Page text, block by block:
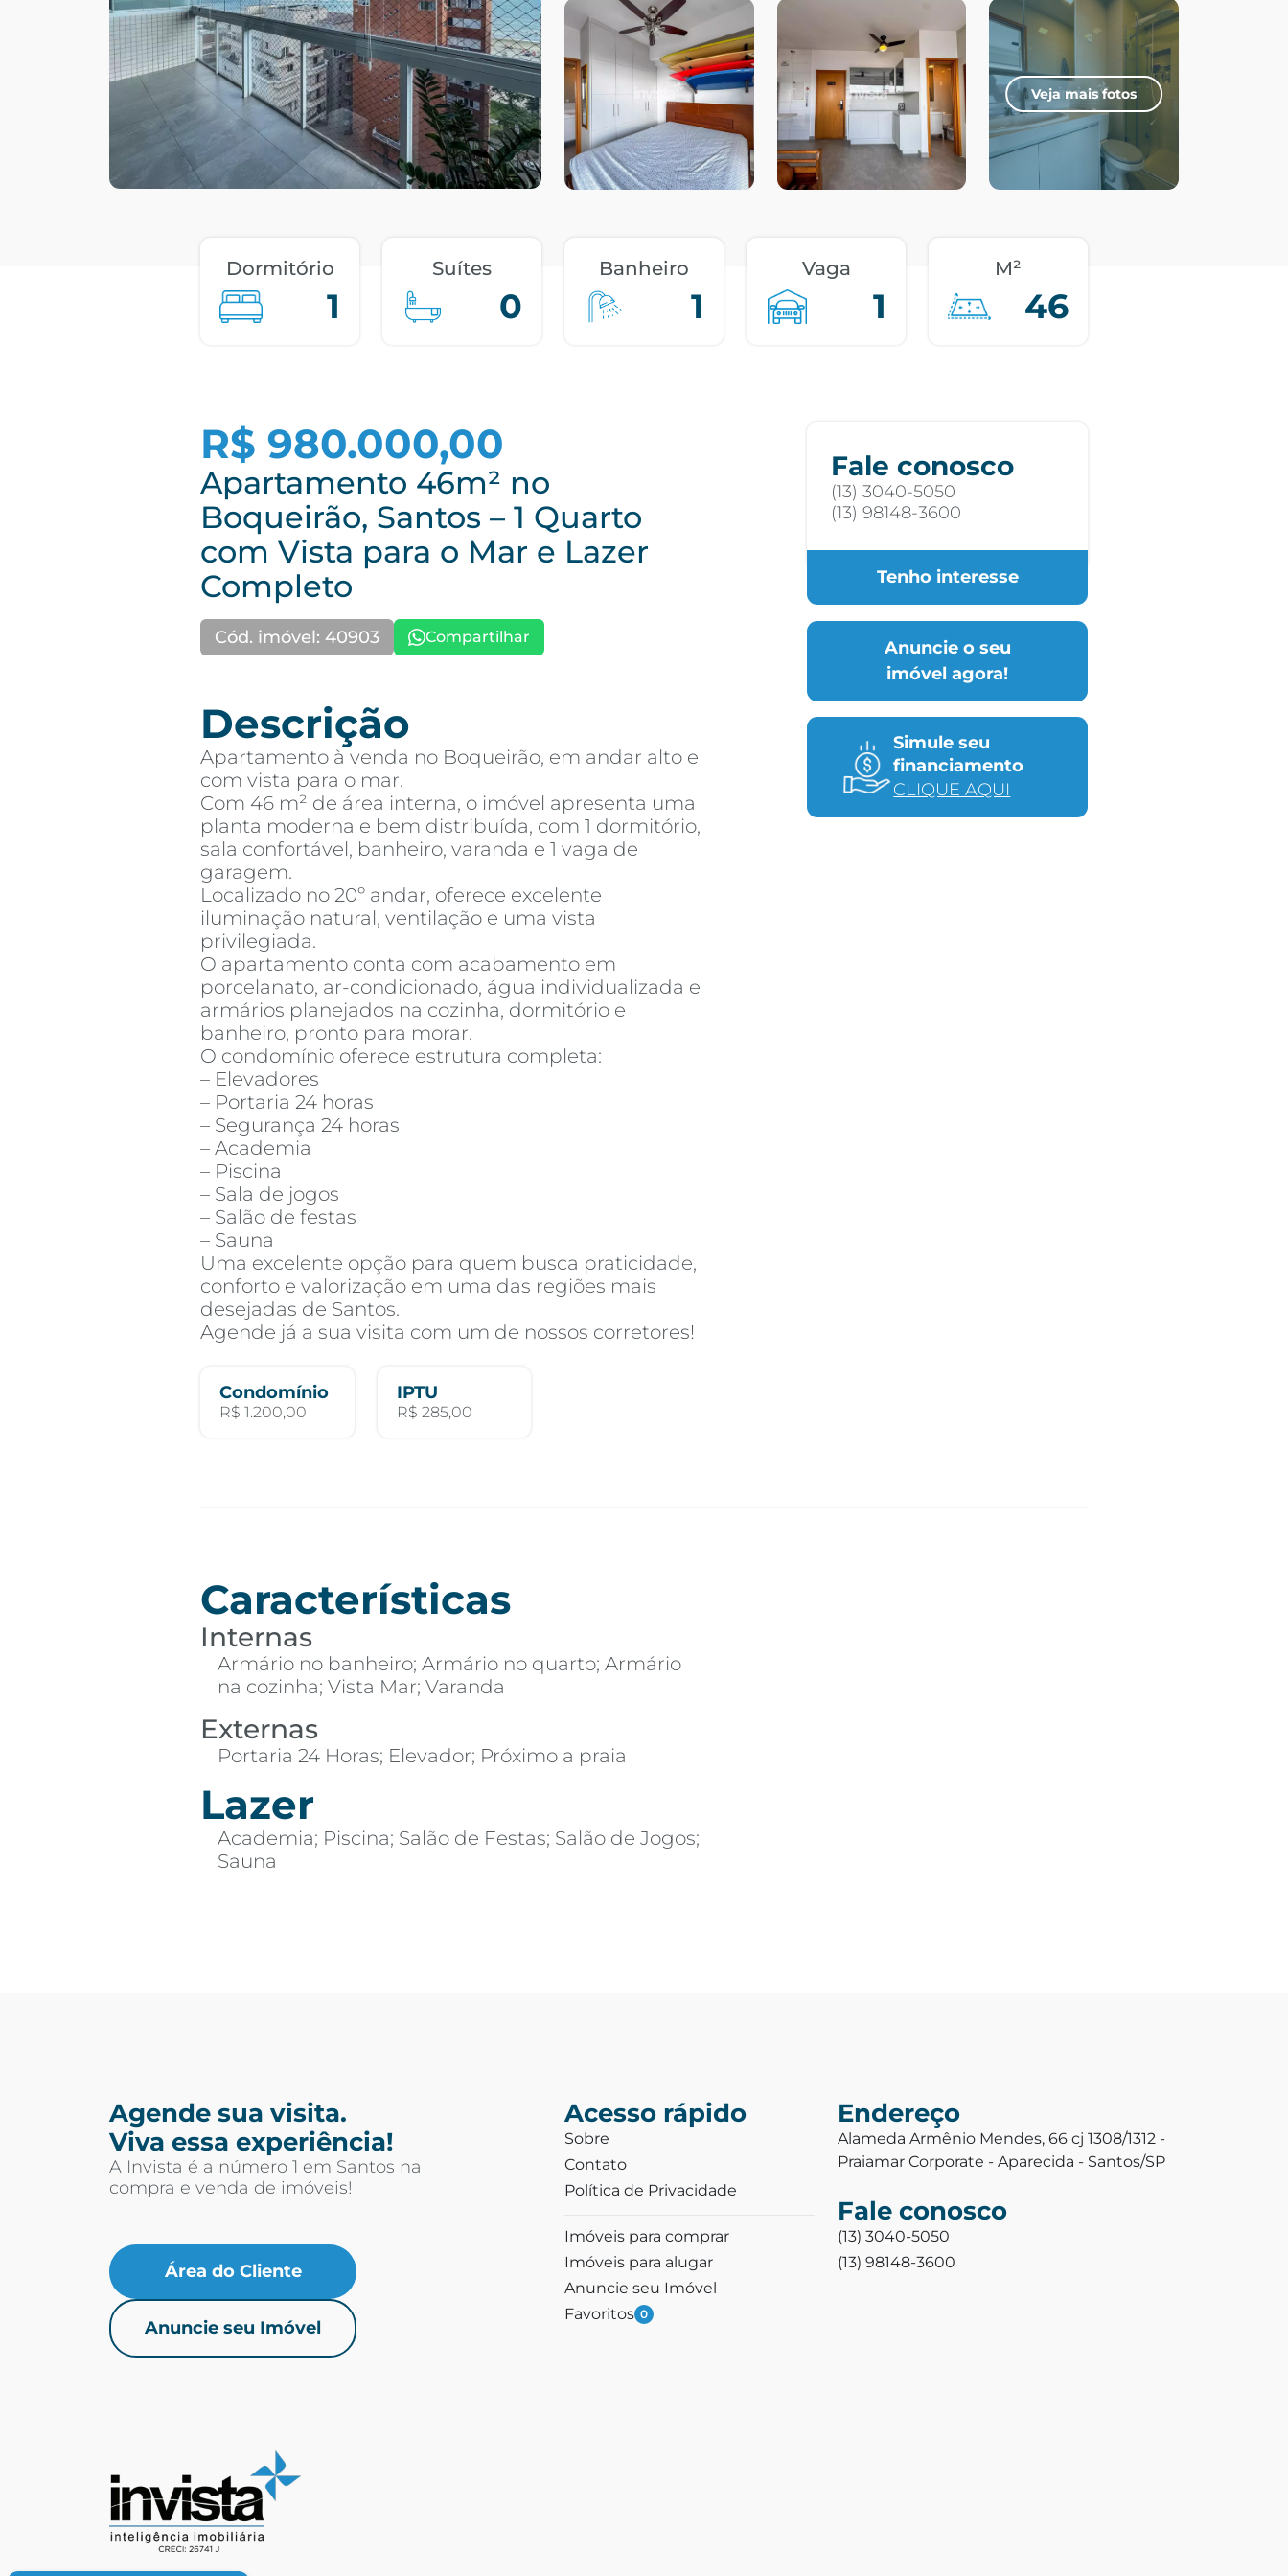
Veja mais fotos
Dormitório
1
Suítes
0
Banheiro
1
Vaga
1
M²
46
R$ 980.000,00
Apartamento 46m² no
Boqueirão, Santos – 1 Quarto
com Vista para o Mar e Lazer
Completo
Cód. imóvel: 40903 Compartilhar
Descrição
Apartamento à venda no Boqueirão, em andar alto e
com vista para o mar.
Com 46 m² de área interna, o imóvel apresenta uma
planta moderna e bem distribuída, com 1 dormitório,
sala confortável, banheiro, varanda e 1 vaga de
garagem.
Localizado no 20º andar, oferece excelente
iluminação natural, ventilação e uma vista
privilegiada.
O apartamento conta com acabamento em
porcelanato, ar-condicionado, água individualizada e
armários planejados na cozinha, dormitório e
banheiro, pronto para morar.
O condomínio oferece estrutura completa:
– Elevadores
– Portaria 24 horas
– Segurança 24 horas
– Academia
– Piscina
– Sala de jogos
– Salão de festas
– Sauna
Uma excelente opção para quem busca praticidade,
conforto e valorização em uma das regiões mais
desejadas de Santos.
Agende já a sua visita com um de nossos corretores!
Condomínio
R$ 1.200,00
IPTU
R$ 285,00
Fale conosco
(13) 3040-5050
(13) 98148-3600
Tenho interesse
Anuncie o seu
imóvel agora!
Simule seu
financiamento
CLIQUE AQUI
Características
Internas
Armário no banheiro; Armário no quarto; Armário
na cozinha; Vista Mar; Varanda
Externas
Portaria 24 Horas; Elevador; Próximo a praia
Lazer
Academia; Piscina; Salão de Festas; Salão de Jogos;
Sauna
Agende sua visita.
Viva essa experiência!
A Invista é a número 1 em Santos na
compra e venda de imóveis!
Área do Cliente
Anuncie seu Imóvel
Acesso rápido
Sobre
Contato
Política de Privacidade
Imóveis para comprar
Imóveis para alugar
Anuncie seu Imóvel
Favoritos 0
Endereço
Alameda Armênio Mendes, 66 cj 1308/1312 -
Praiamar Corporate - Aparecida - Santos/SP
Fale conosco
(13) 3040-5050
(13) 98148-3600